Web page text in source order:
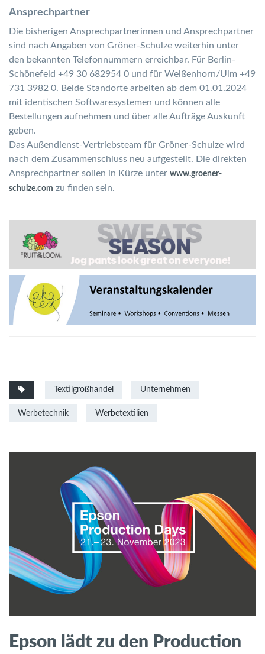
Ansprechpartner
Die bisherigen Ansprechpartnerinnen und Ansprechpartner
sind nach Angaben von Gröner-Schulze weiterhin unter
den bekannten Telefonnummern erreichbar. Für Berlin-
Schönefeld +49 30 682954 0 und für Weißenhorn/Ulm +49
731 3982 0. Beide Standorte arbeiten ab dem 01.01.2024
mit identischen Softwaresystemen und können alle
Bestellungen aufnehmen und über alle Aufträge Auskunft
geben.
Das Außendienst-Vertriebsteam für Gröner-Schulze wird
nach dem Zusammenschluss neu aufgestellt. Die direkten
Ansprechpartner sollen in Kürze unter www.groener-
schulze.com zu finden sein.
Textilgroßhandel Unternehmen
Werbetechnik Werbetextilien
Epson lädt zu den Production